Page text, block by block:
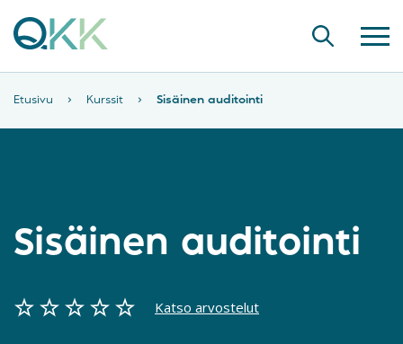
Etusivu › Kurssit › Sisäinen auditointi
Sisäinen auditointi
Katso arvostelut